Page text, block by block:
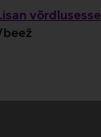
võrdlusesse